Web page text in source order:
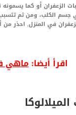
الزعفران أو كما
جسم الكلب، ومن ثم
في المنزل, احذر
اقرأ أيضا:ماهي
الميلالوكا